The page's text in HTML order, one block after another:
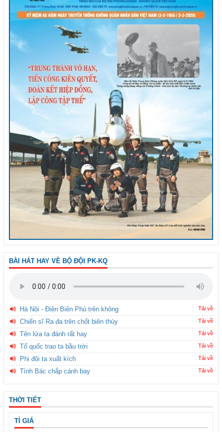
BÀI HÁT HAY VỀ BỘ ĐỘI PK-KQ
Hà Nội - Điện Biên Phủ trên không Tải về
Chiến sĩ Ra đa trên chốt biên thùy Tải về
Tên lửa ta đánh rất hay Tải về
Tổ quốc trao ta bầu trời Tải về
Phi đội ta xuất kích Tải về
Tình Bác chắp cánh bay Tải về
THỜI TIẾT
TỈ GIÁ